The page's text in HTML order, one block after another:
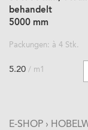
behandelt
5000 mm
Packungen: à 4 Stk.
5.20 / m1
E-SHOP ›